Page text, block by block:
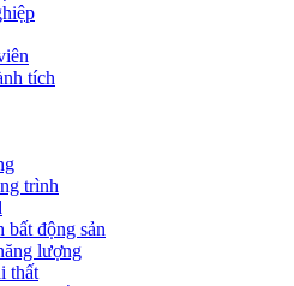
tích
trình
động sản
lượng
thất